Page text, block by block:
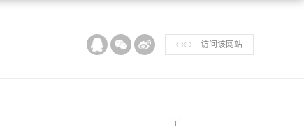
访问该网站